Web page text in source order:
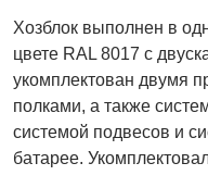
Хозблок выполнен в
цвете RAL 8017 c
укомплектован двумя
полками, а также
системой подвесов и
батарее.